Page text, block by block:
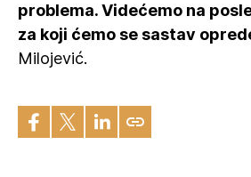
problema. Videćemo na
za koji ćemo se sastav
Milojević.